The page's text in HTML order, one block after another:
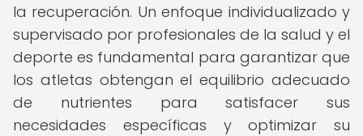
la recuperación. Un enfoque individualizado y
supervisado por profesionales de la salud y el
deporte es fundamental para garantizar que
los atletas obtengan el equilibrio adecuado
de nutrientes para satisfacer sus
necesidades específicas y optimizar su